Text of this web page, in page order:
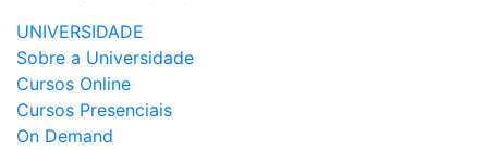
UNIVERSIDADE
Sobre a Universidade
Cursos Online
Cursos Presenciais
On Demand